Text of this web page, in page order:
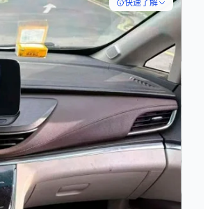
快速了解